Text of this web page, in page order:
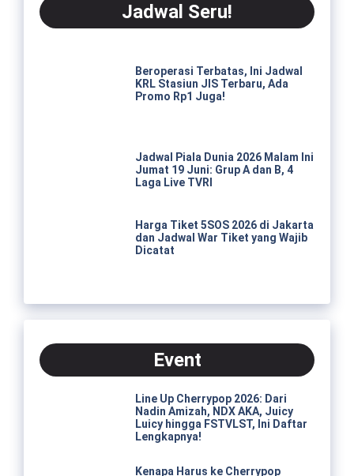
Jadwal Seru!
Beroperasi Terbatas, Ini Jadwal
KRL Stasiun JIS Terbaru, Ada
Promo Rp1 Juga!
Jadwal Piala Dunia 2026 Malam Ini
Jumat 19 Juni: Grup A dan B, 4
Laga Live TVRI
Harga Tiket 5SOS 2026 di Jakarta
dan Jadwal War Tiket yang Wajib
Dicatat
Event
Line Up Cherrypop 2026: Dari
Nadin Amizah, NDX AKA, Juicy
Luicy hingga FSTVLST, Ini Daftar
Lengkapnya!
Kenapa Harus ke Cherrypop